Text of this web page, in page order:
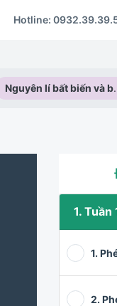
Hotline:
Nguyên lí
1. Tuần
1.
2.